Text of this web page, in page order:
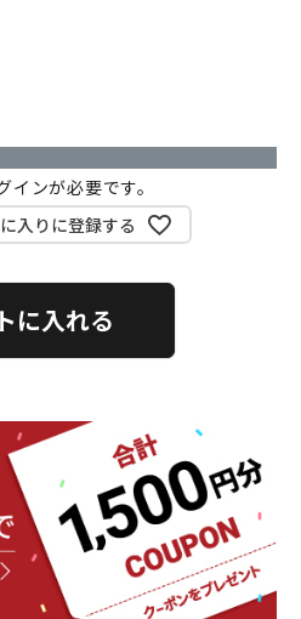
ンが必要です。
入りに登録する
に入れる